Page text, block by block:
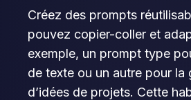
Créez des prompts
pouvez copier-coller et
exemple, un prompt type
de texte ou un autre pour la
d’idées de projets. Cette